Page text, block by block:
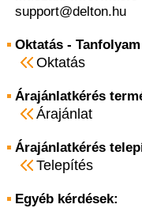
support@delton.hu
Oktatás -
Oktatás
Árajánlatkérés
Árajánlat
Árajánlatkérés
Telepítés
Egyéb kérdések: